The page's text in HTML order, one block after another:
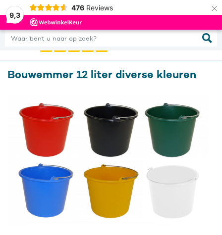
9,3
476 Reviews ×
Waar bent u naar op zoek?
0
Bouwemmer 12 liter diverse kleuren